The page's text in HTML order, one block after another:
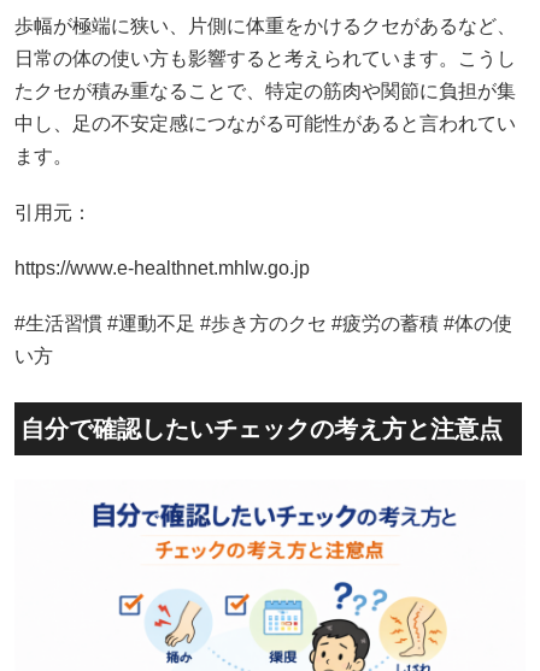
歩幅が極端に狭い、片側に体重をかけるクセがあるなど、
日常の体の使い方も影響すると考えられています。こうし
たクセが積み重なることで、特定の筋肉や関節に負担が集
中し、足の不安定感につながる可能性があると言われてい
ます。
引用元：
https://www.e-healthnet.mhlw.go.jp
#生活習慣 #運動不足 #歩き方のクセ #疲労の蓄積 #体の使
い方
自分で確認したいチェックの考え方と注意点